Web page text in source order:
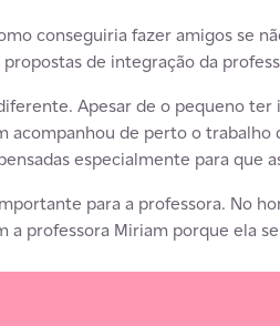
conseguiria fazer amigos se
de integração da
Apesar de o pequeno ter
acompanhou de perto o trabalho
especialmente para que
para a professora. No
a professora Miriam porque ela